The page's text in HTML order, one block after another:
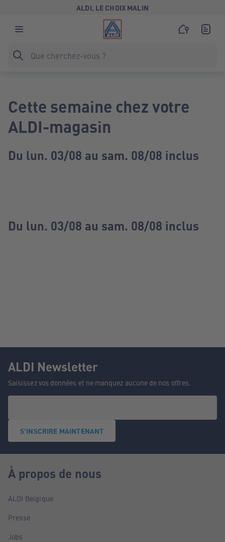
ALDI, LE CHOIX MALIN
Cette semaine chez votre
ALDI-magasin
Du lun. 03/08 au sam. 08/08 inclus
Du lun. 03/08 au sam. 08/08 inclus
ALDI Newsletter
Saisissez vos données et ne manquez aucune de nos offres.
S'INSCRIRE MAINTENANT
À propos de nous
ALDI Belgique
Presse
Jobs